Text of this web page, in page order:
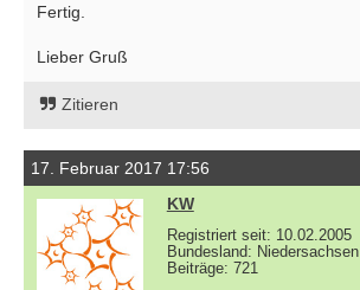
Fertig.
Lieber Gruß
Zitieren
17. Februar 2017 17:56
KW
Registriert seit: 10.02.2005
Bundesland: Niedersachsen
Beiträge: 721